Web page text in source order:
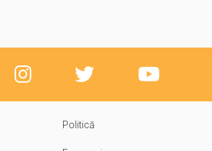
Politică